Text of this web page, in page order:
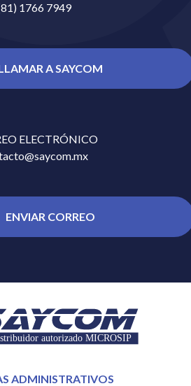
1766 7949
A SAYCOM
ELECTRÓNICO
ENVIAR CORREO
ADMINISTRATIVOS